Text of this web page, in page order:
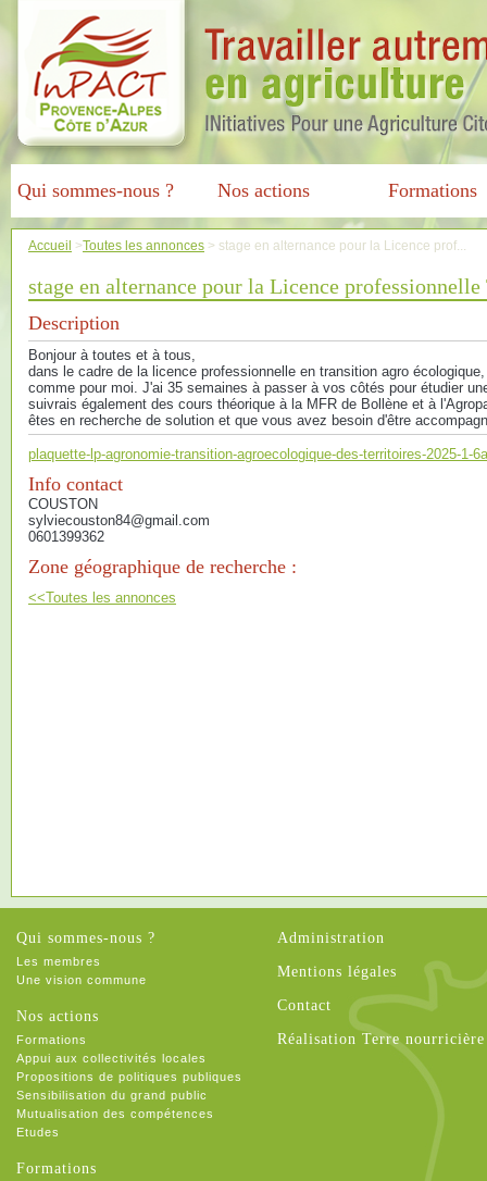
Qui sommes-nous ? Nos actions Formations
Accueil >Toutes les annonces > stage en alternance pour la Licence prof...
stage en alternance pour la Licence
Description
Bonjour à toutes et à tous,
dans le cadre de la licence professionnelle en transition agro
comme pour moi. J'ai 35 semaines à passer à vos côtés pour étudier
suivrais également des cours théorique à la MFR de Bollène et à
êtes en recherche de solution et que vous avez besoin d'être
plaquette-lp-agronomie-transition-agroecologique-des-territoires-2025-1-
Info contact
COUSTON
sylviecouston84@gmail.com
0601399362
Zone géographique de recherche :
<<Toutes les annonces
Qui sommes-nous ?
Les membres
Une vision commune
Nos actions
Formations
Appui aux collectivités locales
Propositions de politiques publiques
Sensibilisation du grand public
Mutualisation des compétences
Etudes
Formations
Administration
Mentions légales
Contact
Réalisation Terre nourricière